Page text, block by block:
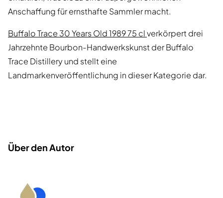
Anschaffung für ernsthafte Sammler macht.
Buffalo Trace 30 Years Old 1989 75 clverkörpert drei
Jahrzehnte Bourbon-Handwerkskunst der Buffalo
Trace Distillery und stellt eine
Landmarkenveröffentlichung in dieser Kategorie dar.
Über den Autor